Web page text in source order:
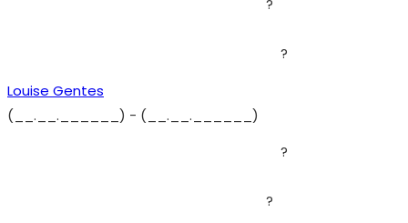
?
?
Louise Gentes
(__.__.______) - (__.__.______)
?
?